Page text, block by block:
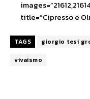
title=”Cipresso e
TAGS giorgio tesi
vivaismo